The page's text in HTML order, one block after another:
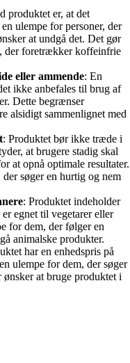
produktet er, at det
ulempe for personer, der
at undgå det. Det gør
der foretrækker koffeinfrie
eller ammende: En
ikke anbefales til brug af
Dette begrænser
alsidigt sammenlignet med
: Produktet bør ikke træde i
at brugere stadig skal
at opnå optimale resultater.
søger en hurtig og nem
: Produktet indeholder
egnet til vegetarer eller
for dem, der følger en
animalske produkter.
har en enhedspris på
ulempe for dem, der søger
at bruge produktet i